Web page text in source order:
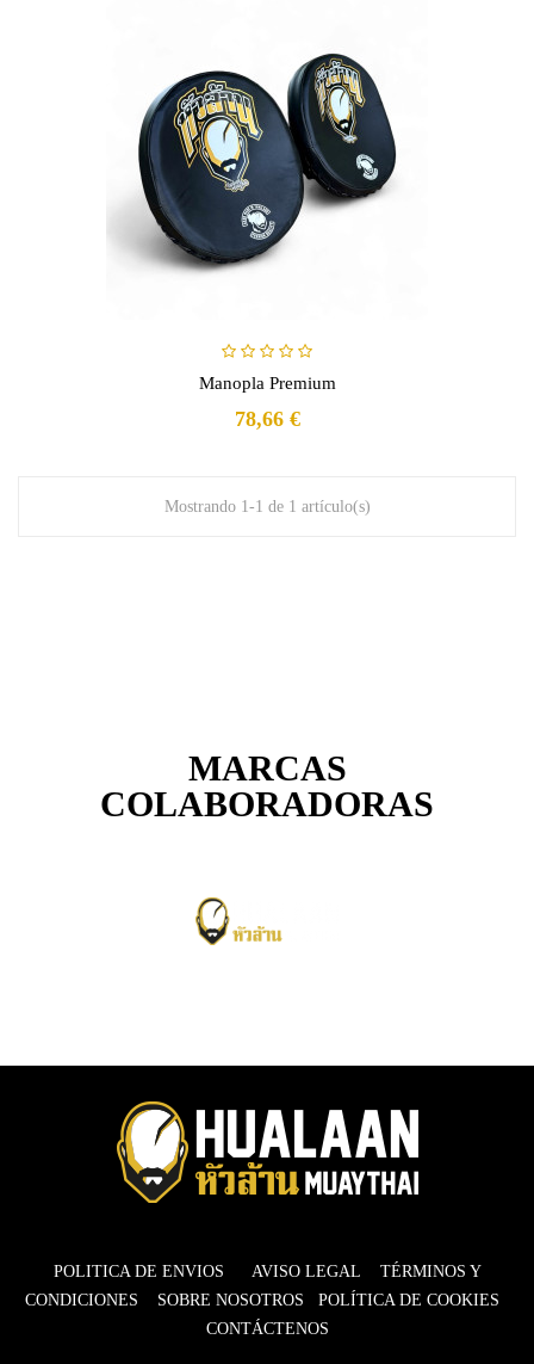
Manopla Premium
78,66 €
Mostrando 1-1 de 1 artículo(s)
MARCAS
COLABORADORAS
POLITICA DE ENVIOS AVISO LEGAL
TÉRMINOS Y
CONDICIONES
SOBRE NOSOTROS
POLÍTICA DE COOKIES
CONTÁCTENOS